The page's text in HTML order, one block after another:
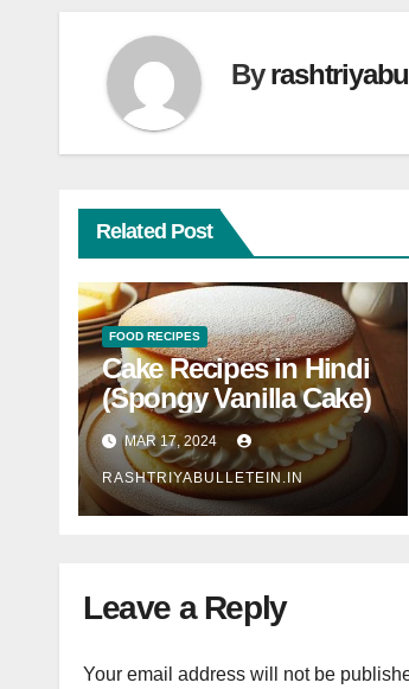
By
Related Post
FOOD RECIPES
Cake Recipes in Hindi
(Spongy Vanilla Cake)
MAR 17, 2024
RASHTRIYABULLETEIN.IN
Leave a Reply
Your email address will not be